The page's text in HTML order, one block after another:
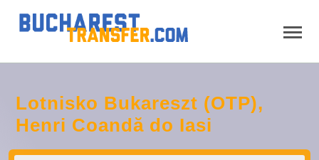
Lotnisko Bukareszt (OTP),
Henri Coandă do Iasi